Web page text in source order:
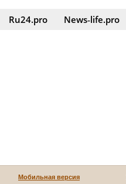
Ru24.pro News‑life.pro
Мобильная версия